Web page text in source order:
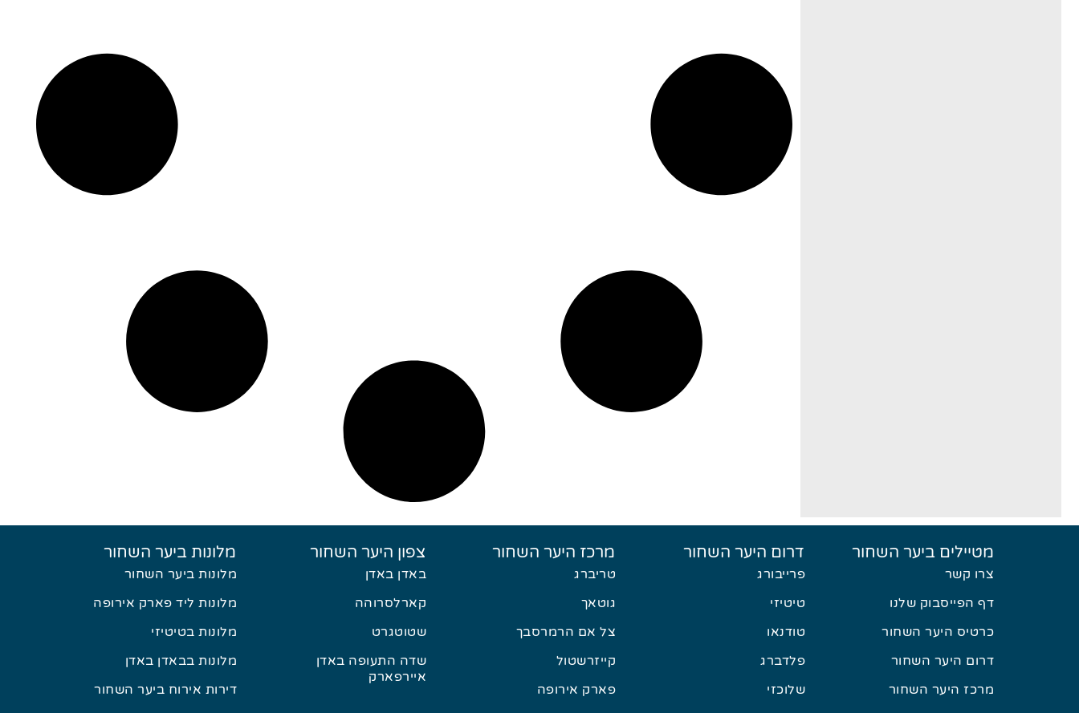
מטיילים ביער השחור
צרו קשר
דף הפייסבוק שלנו
כרטיס היער השחור
דרום היער השחור
מרכז היער השחור
דרום היער השחור
פרייבורג
טיטיזי
טודנאו
פלדברג
שלוכזי
מרכז היער השחור
טריברג
גוטאך
צל אם הרמרסבך
קייזרשטול
פארק אירופה
צפון היער השחור
באדן באדן
קארלסרוהה
שטוטגרט
שדה התעופה באדן
איירפארק
מלונות ביער השחור
מלונות ביער השחור
מלונות ליד פארק אירופה
מלונות בטיטיזי
מלונות בבאדן באדן
דירות אירוח ביער השחור